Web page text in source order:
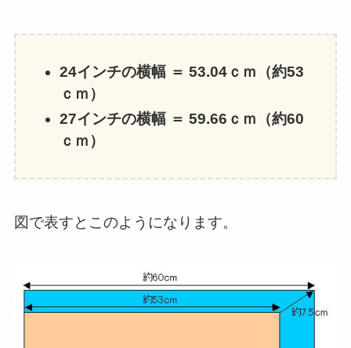
24インチの横幅 ＝ 53.04ｃｍ（約53
ｃｍ）
27インチの横幅 ＝ 59.66ｃｍ（約60
ｃｍ）
図で表すとこのようになります。